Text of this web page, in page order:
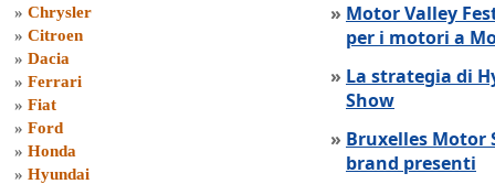
» Chrysler
» Citroen
» Dacia
» Ferrari
» Fiat
» Ford
» Honda
» Hyundai
» Motor Valley
per i motori a
» La strategia di
Show
» Bruxelles Motor
brand presenti